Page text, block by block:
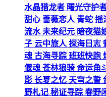
水晶猎龙者 曙光守护
甜心 蔷薇恋人 青蛇
流水 未来纪元 暗夜猫
子 云中旅人 探海日志
魂 古海寻踪 班班快跑
偃魂 苍林狼骑 命运角
影 长夏之忆 天穹之誓
野札记 秘证寻踪 春野